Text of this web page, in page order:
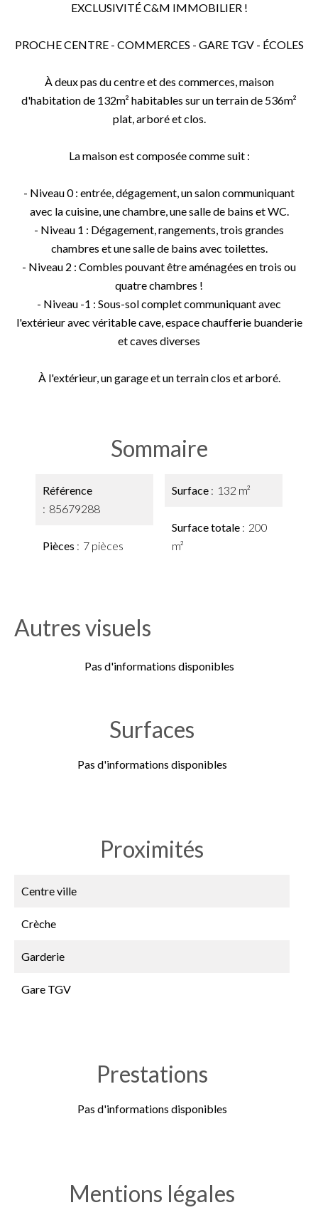
EXCLUSIVITÉ C&M IMMOBILIER !
PROCHE CENTRE - COMMERCES - GARE TGV - ÉCOLES
À deux pas du centre et des commerces, maison
d'habitation de 132m² habitables sur un terrain de 536m²
plat, arboré et clos.
La maison est composée comme suit :
- Niveau 0 : entrée, dégagement, un salon communiquant
avec la cuisine, une chambre, une salle de bains et WC.
- Niveau 1 : Dégagement, rangements, trois grandes
chambres et une salle de bains avec toilettes.
- Niveau 2 : Combles pouvant être aménagées en trois ou
quatre chambres !
- Niveau -1 : Sous-sol complet communiquant avec
l'extérieur avec véritable cave, espace chaufferie buanderie
et caves diverses
À l'extérieur, un garage et un terrain clos et arboré.
Sommaire
Référence
85679288
Pièces 7 pièces
Surface 132 m²
Surface totale
200
m²
Autres visuels
Pas d'informations disponibles
Surfaces
Pas d'informations disponibles
Proximités
Centre ville
Crèche
Garderie
Gare TGV
Prestations
Pas d'informations disponibles
Mentions légales